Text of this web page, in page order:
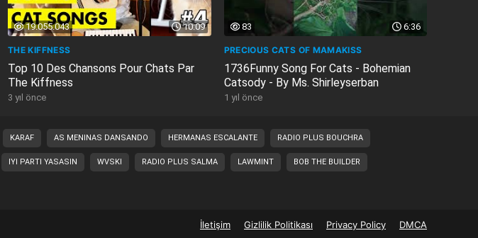
10:09
19.055.043
THE KIFFNESS
Top 10 Des Chansons Pour Chats Par
The Kiffness
3 yıl önce
6:36
83
PRECIOUS CATS OF MAMAKISS
1736Funny Song For Cats - Bohemian
Catsody - By Ms. Shirleyserban
1 yıl önce
KARAF AS MENINAS DANSANDO HERMANAS ESCALANTE RADIO PLUS BOUCHRA
IYI PARTI YASASIN WVSKI RADIO PLUS SALMA LAWMINT BOB THE BUILDER
İletişim Gizlilik Politikası Privacy Policy DMCA